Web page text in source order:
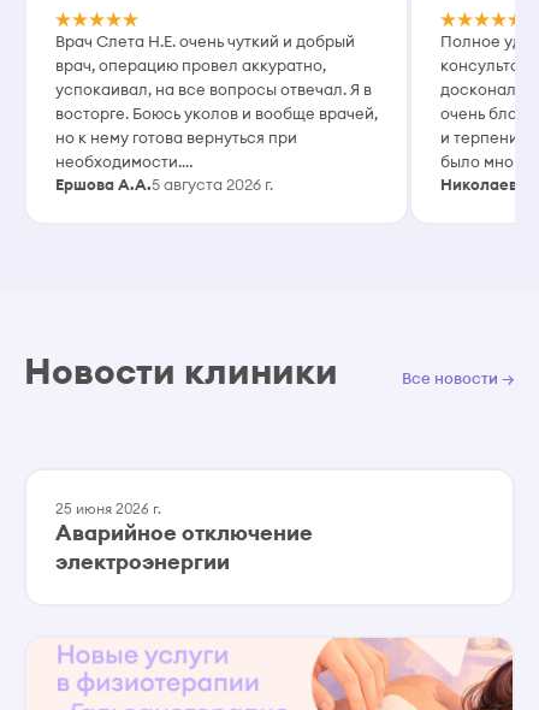
Врач Слета Н.Е. очень чуткий и добрый
врач, операцию провел аккуратно,
успокаивал, на все вопросы отвечал. Я в
восторге. Боюсь уколов и вообще врачей,
но к нему готова вернуться при
необходимости.…
Ершова А.А.5 августа 2026 г.
Полное
очень
и терпение,
было много.
Николаева
Новости клиники Все новости →
25 июня 2026 г.
Аварийное отключение
электроэнергии